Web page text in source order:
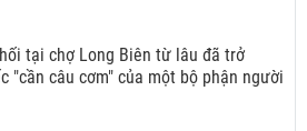
tại chợ Long Biên từ lâu đã trở
"cần câu cơm" của một bộ phận người